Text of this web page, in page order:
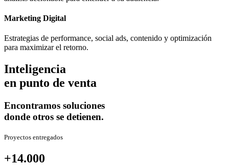
Marketing Digital
Estrategias de performance, social ads, contenido y optimización
para maximizar el retorno.
Inteligencia
en punto de venta
Encontramos soluciones
donde otros se detienen.
Proyectos entregados
+14.000